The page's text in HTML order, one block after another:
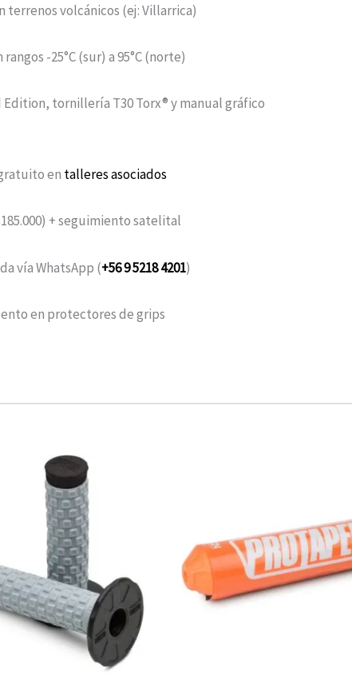
terrenos volcánicos (ej: Villarrica)
-25°C (sur) a 95°C (norte)
Edition, tornillería T30 Torx® y manual gráfico
en talleres asociados
+ seguimiento satelital
vía WhatsApp (+56 9 5218 4201)
en protectores de grips
Rango
de
precios:
desde
$16.900
hasta
$19.900
variantes.
Las
opciones
se